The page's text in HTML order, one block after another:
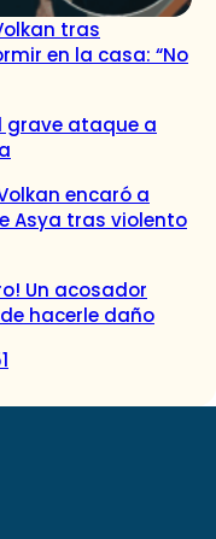
tras
en la casa: “No
grave ataque a
encaró a
Asya tras violento
Un acosador
hacerle daño